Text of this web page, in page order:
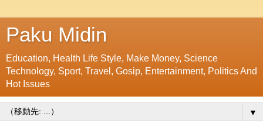
Paku Midin
Education, Health Life Style, Make Money, Science
Technology, Sport, Travel, Gosip, Entertainment, Politics And
Hot Issues
▼